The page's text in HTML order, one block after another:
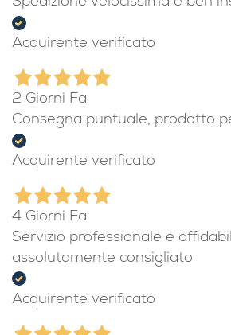
Acquirente verificato
2 Giorni Fa
Consegna puntuale, prodotto
Acquirente verificato
4 Giorni Fa
Servizio professionale e
assolutamente consigliato
Acquirente verificato